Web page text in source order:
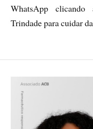
WhatsApp
Trindade para cuidar